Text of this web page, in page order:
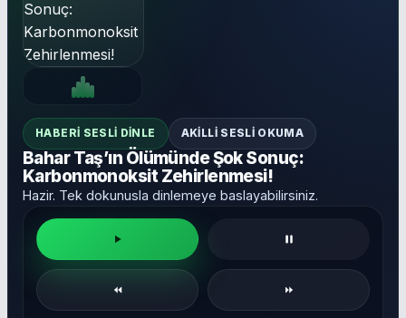
HABERI SESLI DINLE AKILLI SESLI OKUMA
Bahar Taş’ın Ölümünde Şok Sonuç:
Karbonmonoksit Zehirlenmesi!
Hazir. Tek dokunusla dinlemeye baslayabilirsiniz.